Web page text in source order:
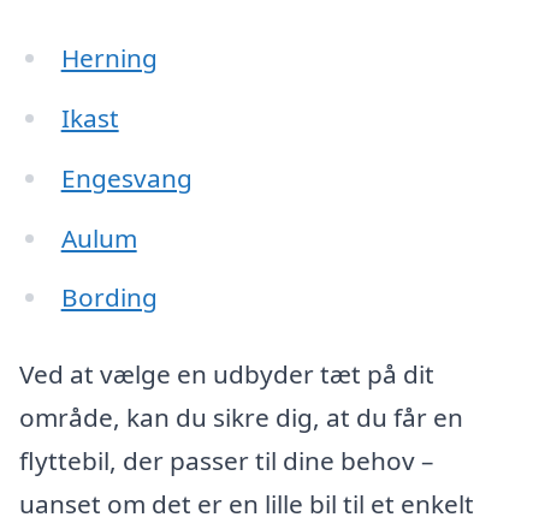
Herning
Ikast
Engesvang
Aulum
Bording
Ved at vælge en udbyder tæt på dit
område, kan du sikre dig, at du får en
flyttebil, der passer til dine behov –
uanset om det er en lille bil til et enkelt